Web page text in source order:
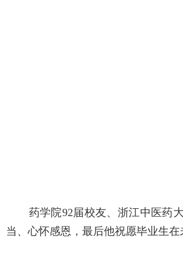
药学院92届校友、浙江中医药大
当、心怀感恩，最后他祝愿毕业生